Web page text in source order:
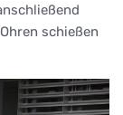
schießen